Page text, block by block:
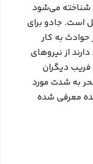
شناخته می‌شود
است. جادو برای
حوادث به کار
از نیروهای
دیگران
به شدت مورد
معرفی شده